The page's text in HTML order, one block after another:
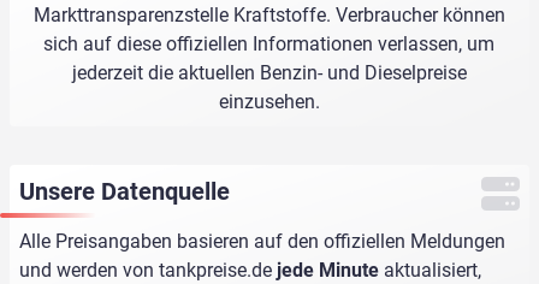
Markttransparenzstelle Kraftstoffe. Verbraucher können
sich auf diese offiziellen Informationen verlassen, um
jederzeit die aktuellen Benzin- und Dieselpreise
einzusehen.
Unsere Datenquelle
Alle Preisangaben basieren auf den offiziellen Meldungen
und werden von tankpreise.de jede Minute aktualisiert,